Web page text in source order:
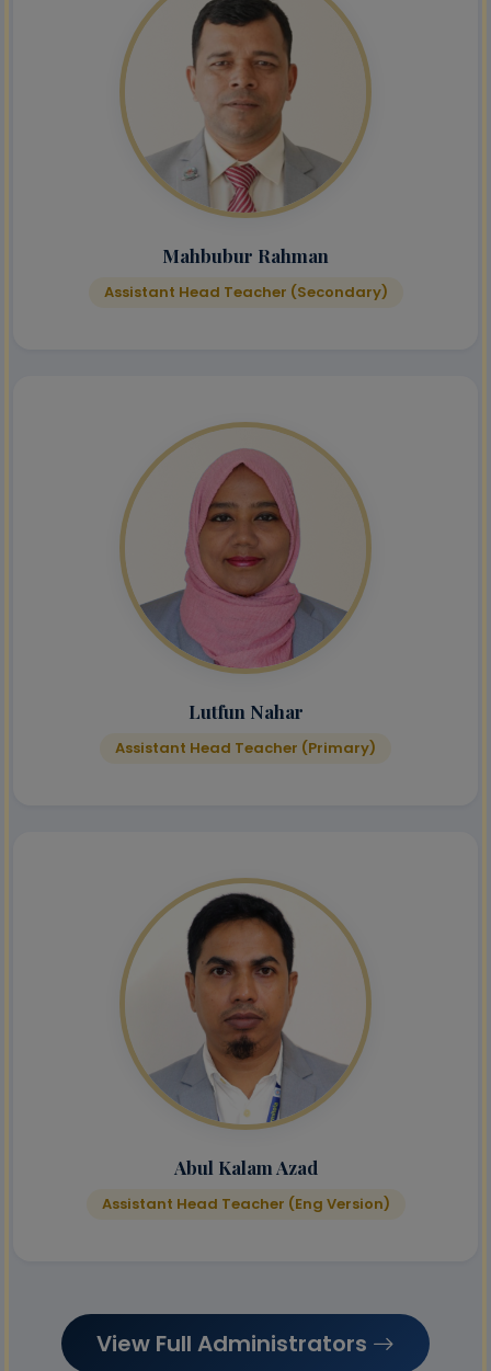
Mahbubur Rahman
Assistant Head Teacher (Secondary)
Lutfun Nahar
Assistant Head Teacher (Primary)
Abul Kalam Azad
Assistant Head Teacher (Eng Version)
View Full Administrators